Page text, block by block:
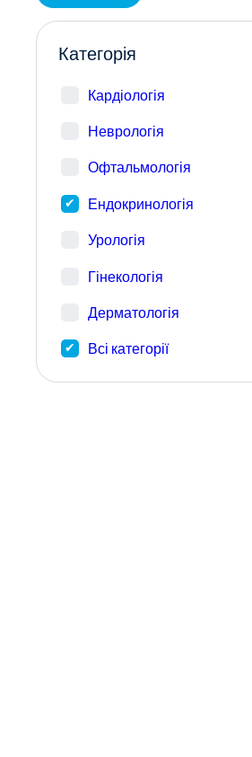
Категорія
Кардіологія
Неврологія
Офтальмологія
Ендокринологія
Урологія
Гінекологія
Дерматологія
Всі категорії